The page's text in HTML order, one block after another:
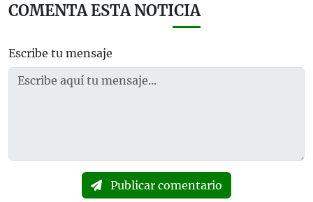
COMENTA ESTA NOTICIA
Escribe tu mensaje
Publicar comentario